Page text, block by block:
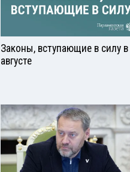
Законы, вступающие в силу в
августе